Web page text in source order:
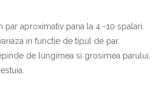
par aproximativ pana la 4 -10 spalari.
in functie de tipul de par.
de lungimea si grosimea parului,